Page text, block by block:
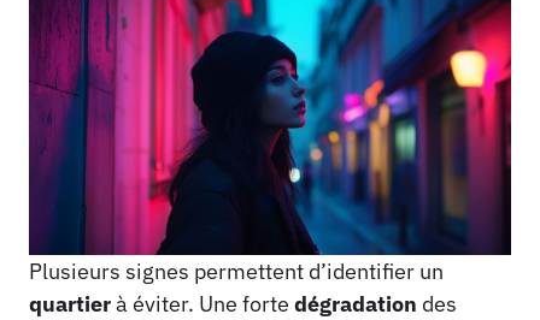
Plusieurs signes permettent d’identifier un
quartierà éviter. Une forte dégradation des